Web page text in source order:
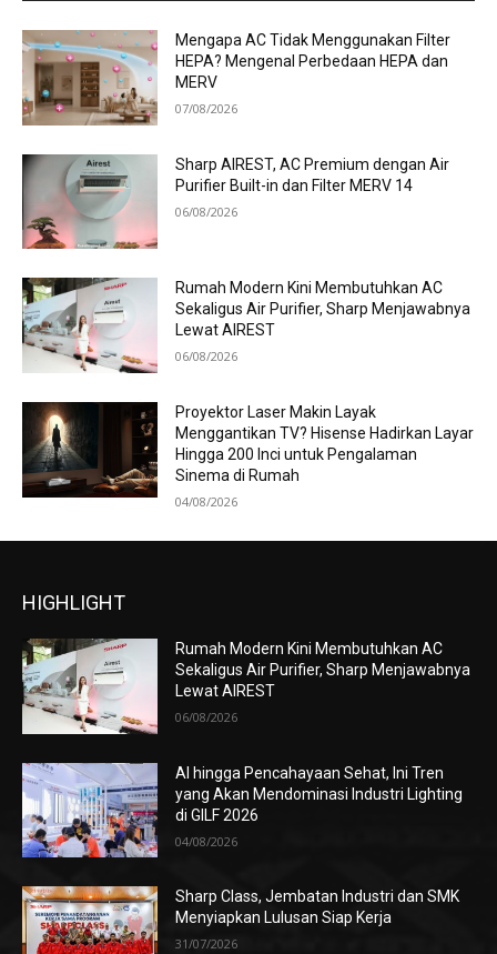
Mengapa AC Tidak Menggunakan Filter
HEPA? Mengenal Perbedaan HEPA dan
MERV
07/08/2026
Sharp AIREST, AC Premium dengan Air
Purifier Built-in dan Filter MERV 14
06/08/2026
Rumah Modern Kini Membutuhkan AC
Sekaligus Air Purifier, Sharp Menjawabnya
Lewat AIREST
06/08/2026
Proyektor Laser Makin Layak
Menggantikan TV? Hisense Hadirkan Layar
Hingga 200 Inci untuk Pengalaman
Sinema di Rumah
04/08/2026
HIGHLIGHT
Rumah Modern Kini Membutuhkan AC
Sekaligus Air Purifier, Sharp Menjawabnya
Lewat AIREST
06/08/2026
AI hingga Pencahayaan Sehat, Ini Tren
yang Akan Mendominasi Industri Lighting
di GILF 2026
04/08/2026
Sharp Class, Jembatan Industri dan SMK
Menyiapkan Lulusan Siap Kerja
31/07/2026